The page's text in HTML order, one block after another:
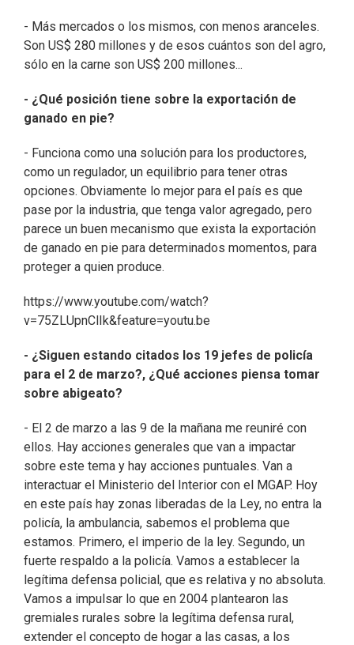
- Más mercados o los mismos, con menos aranceles.
Son US$ 280 millones y de esos cuántos son del agro,
sólo en la carne son US$ 200 millones...
- ¿Qué posición tiene sobre la exportación de
ganado en pie?
- Funciona como una solución para los productores,
como un regulador, un equilibrio para tener otras
opciones. Obviamente lo mejor para el país es que
pase por la industria, que tenga valor agregado, pero
parece un buen mecanismo que exista la exportación
de ganado en pie para determinados momentos, para
proteger a quien produce.
https://www.youtube.com/watch?
v=75ZLUpnClIk&feature=youtu.be
- ¿Siguen estando citados los 19 jefes de policía
para el 2 de marzo?, ¿Qué acciones piensa tomar
sobre abigeato?
- El 2 de marzo a las 9 de la mañana me reuniré con
ellos. Hay acciones generales que van a impactar
sobre este tema y hay acciones puntuales. Van a
interactuar el Ministerio del Interior con el MGAP. Hoy
en este país hay zonas liberadas de la Ley, no entra la
policía, la ambulancia, sabemos el problema que
estamos. Primero, el imperio de la ley. Segundo, un
fuerte respaldo a la policía. Vamos a establecer la
legítima defensa policial, que es relativa y no absoluta.
Vamos a impulsar lo que en 2004 plantearon las
gremiales rurales sobre la legítima defensa rural,
extender el concepto de hogar a las casas, a los